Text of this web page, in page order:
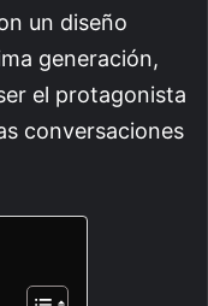
un diseño
generación,
el protagonista
conversaciones